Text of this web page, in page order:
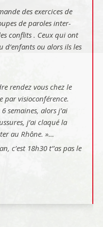
des exercices de
de paroles inter-
conflits . Ceux qui ont
d’enfants ou alors ils les
rendez vous chez le
par visioconférence.
semaines, alors j’ai
j’ai claqué la
au Rhône. »…
c’est 18h30 t’’as pas le